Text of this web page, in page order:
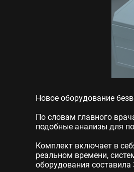
Новое оборудование
По словам главного
подобные анализы для
Комплект включает в
реальном времени,
оборудования составила